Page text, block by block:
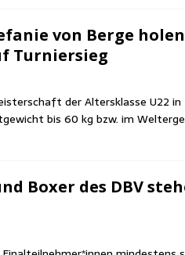
von Ber­ge
Turniersieg
der Alters­klas­se U22 in
bis 60 kg bzw. im
Boxer des DBV